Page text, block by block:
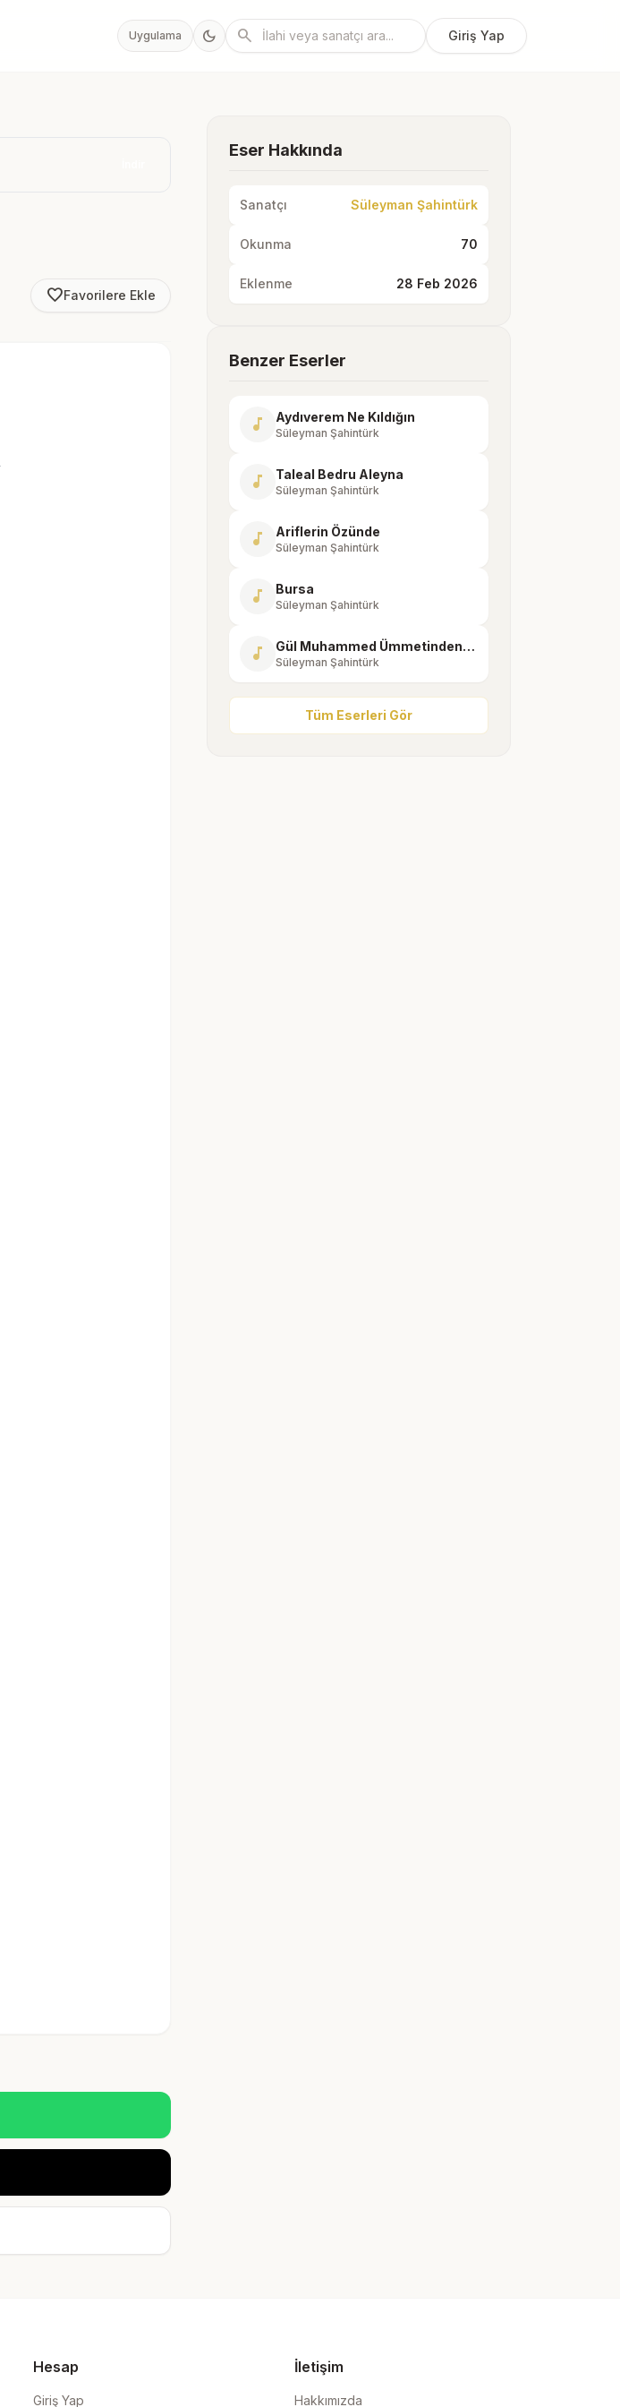
Uygulama dark_mode search Giriş Yap
favorite_borderFavorilere Ekle
Eser Hakkında
Sanatçı Süleyman Şahintürk
Okunma 70
Eklenme 28 Feb 2026
Benzer Eserler
music_note Aydıverem Ne Kıldığın
Süleyman Şahintürk
music_note Taleal Bedru Aleyna
Süleyman Şahintürk
music_note Ariflerin Özünde
Süleyman Şahintürk
music_note Bursa
Süleyman Şahintürk
music_note Gül Muhammed Ümmetindenim
Süleyman Şahintürk
Tüm Eserleri Gör
Hesap
Giriş Yap
İletişim
Hakkımızda